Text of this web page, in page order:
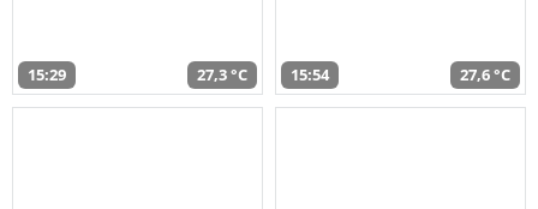
15:29 27,3 °C 15:54 27,6 °C